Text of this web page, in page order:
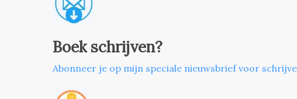
Boek schrijven?
Abonneer je op mijn speciale nieuwsbrief voor